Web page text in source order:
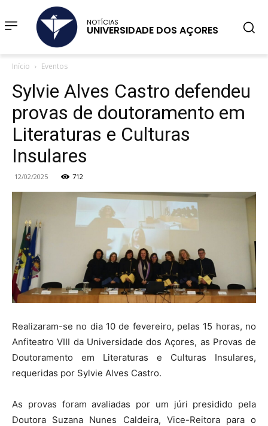
NOTÍCIAS
UNIVERSIDADE DOS AÇORES
Início Eventos
Sylvie Alves Castro defendeu
provas de doutoramento em
Literaturas e Culturas
Insulares
12/02/2025 712
Realizaram-se no dia 10 de fevereiro, pelas 15 horas, no
Anfiteatro VIII da Universidade dos Açores, as Provas de
Doutoramento em Literaturas e Culturas Insulares,
requeridas por Sylvie Alves Castro.
As provas foram avaliadas por um júri presidido pela
Doutora Suzana Nunes Caldeira, Vice-Reitora para o